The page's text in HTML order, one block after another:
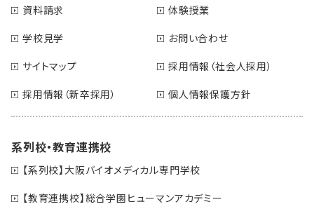
資料請求
体験授業
学校見学
お問い合わせ
サイトマップ
採用情報（社会人採用）
採用情報（新卒採用）
個人情報保護方針
系列校・教育連携校
【系列校】大阪バイオメディカル専門学校
【教育連携校】総合学園ヒューマンアカデミー